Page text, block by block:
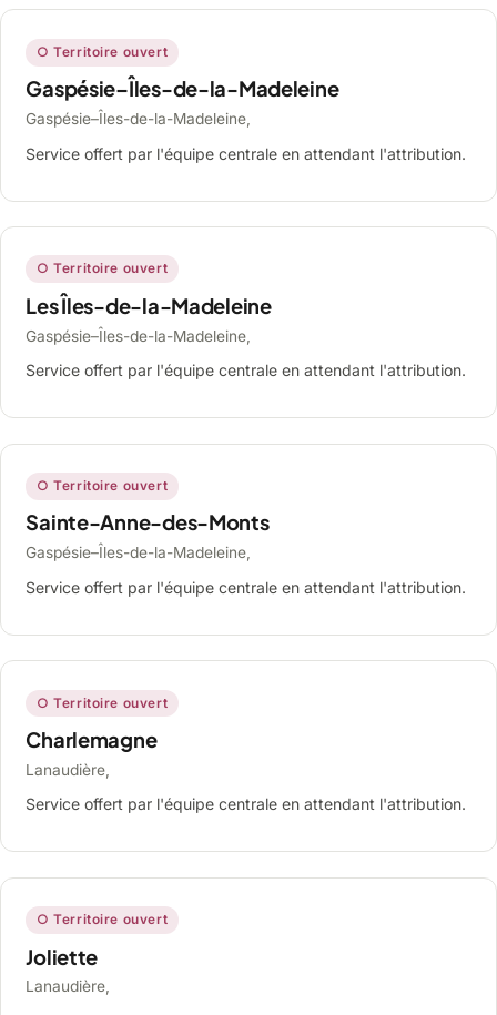
○ Territoire ouvert
Gaspésie–Îles-de-la-Madeleine
Gaspésie–Îles-de-la-Madeleine,
Service offert par l'équipe centrale en attendant l'attribution.
○ Territoire ouvert
Les Îles-de-la-Madeleine
Gaspésie–Îles-de-la-Madeleine,
Service offert par l'équipe centrale en attendant l'attribution.
○ Territoire ouvert
Sainte-Anne-des-Monts
Gaspésie–Îles-de-la-Madeleine,
Service offert par l'équipe centrale en attendant l'attribution.
○ Territoire ouvert
Charlemagne
Lanaudière,
Service offert par l'équipe centrale en attendant l'attribution.
○ Territoire ouvert
Joliette
Lanaudière,